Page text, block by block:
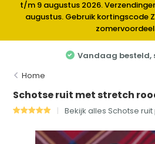
t/m 9 augustus 2026.
augustus. Gebruik kortingscode
Vandaag besteld,
Home
Schotse ruit met stretch
Bekijk alles Schotse